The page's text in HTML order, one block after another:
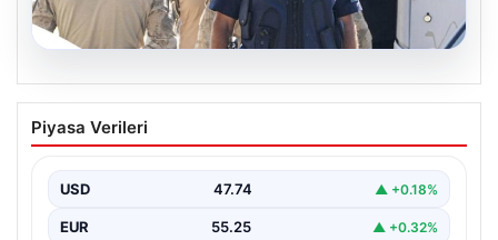
07.08.2026
Menderes Belediye Başkanı İlkay Çiçek
ve Diğer Şüpheliler Hakkında Tutuklama
İzmir Cumhuriyet Başsavcılığı'nın yürüttüğü kapsamlı
gerçekleşen usulsüzlük iddiaları gündemdeki yerini…
Piyasa Verileri
USD 47.74 ▲ +0.18%
EUR 55.25 ▲ +0.32%